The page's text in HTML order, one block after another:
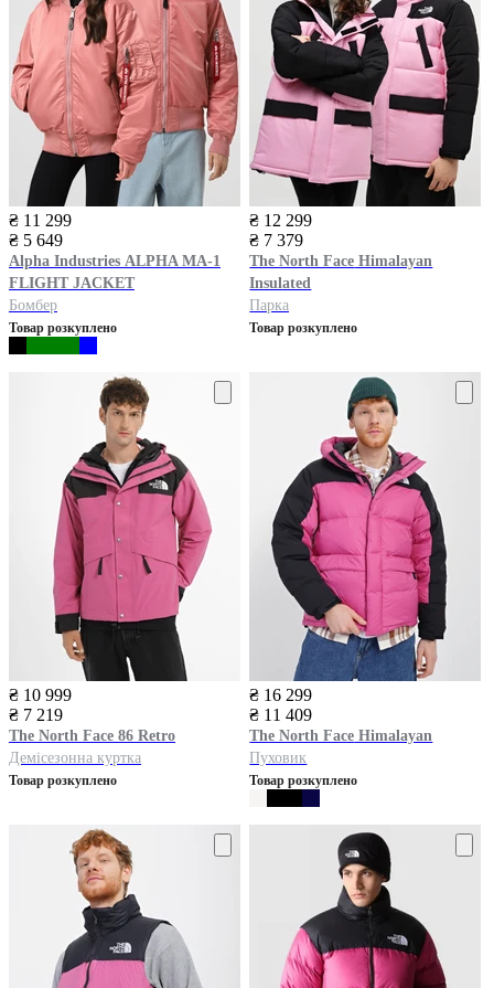
₴ 11 299
₴ 5 649
Alpha Industries ALPHA MA-1
FLIGHT JACKET
Бомбер
Товар розкуплено
₴ 12 299
₴ 7 379
The North Face Himalayan
Insulated
Парка
Товар розкуплено
₴ 10 999
₴ 7 219
The North Face 86 Retro
Демісезонна куртка
Товар розкуплено
₴ 16 299
₴ 11 409
The North Face Himalayan
Пуховик
Товар розкуплено